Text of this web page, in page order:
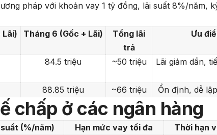
pháp với khoản vay 1 tỷ đồng, lãi suất 8%/năm,
Lãi) Tháng 6 (Gốc + Lãi)
Tổng lãi
trả
Ưu
84.5 triệu ~50 triệu Lãi giảm dần,
88.85 triệu ~66 triệu Ổn định, dễ
chấp ở các ngân hàng
(%/năm) Hạn mức vay tối đa
Thời hạn